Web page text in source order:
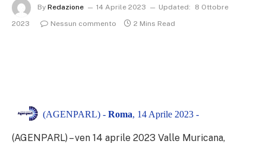
By Redazione 14 Aprile 2023 Updated:
8 Ottobre
2023
Nessun commento 2 Mins Read
(AGENPARL) - Roma, 14 Aprile 2023 -
(AGENPARL) – ven 14 aprile 2023 Valle Muricana,